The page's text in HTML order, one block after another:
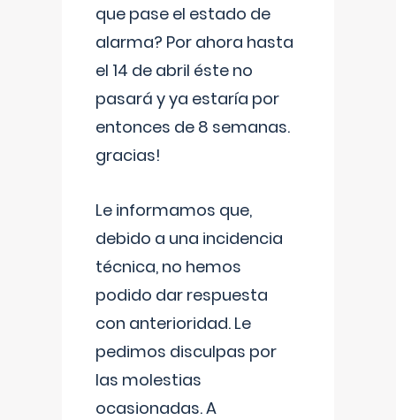
que pase el estado de
alarma? Por ahora hasta
el 14 de abril éste no
pasará y ya estaría por
entonces de 8 semanas.
gracias!
Le informamos que,
debido a una incidencia
técnica, no hemos
podido dar respuesta
con anterioridad. Le
pedimos disculpas por
las molestias
ocasionadas. A